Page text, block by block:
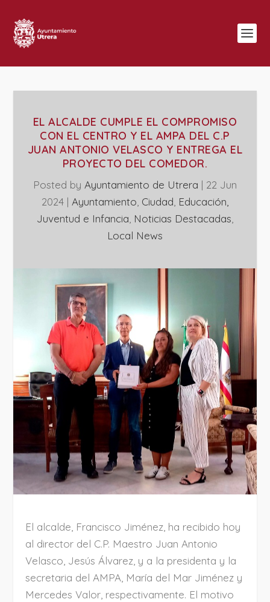
EL ALCALDE CUMPLE EL COMPROMISO
CON EL CENTRO Y EL AMPA DEL C.P
JUAN ANTONIO VELASCO Y ENTREGA EL
PROYECTO DEL COMEDOR.
Posted by Ayuntamiento de Utrera | 22 Jun
2024 | Ayuntamiento Ciudad Educación,
Juventud e Infancia Noticias Destacadas
Local News
El alcalde, Francisco Jiménez, ha recibido hoy
al director del C.P. Maestro Juan Antonio
Velasco, Jesús Álvarez, y a la presidenta y la
secretaria del AMPA, María del Mar Jiménez y
Mercedes Valor, respectivamente. El motivo